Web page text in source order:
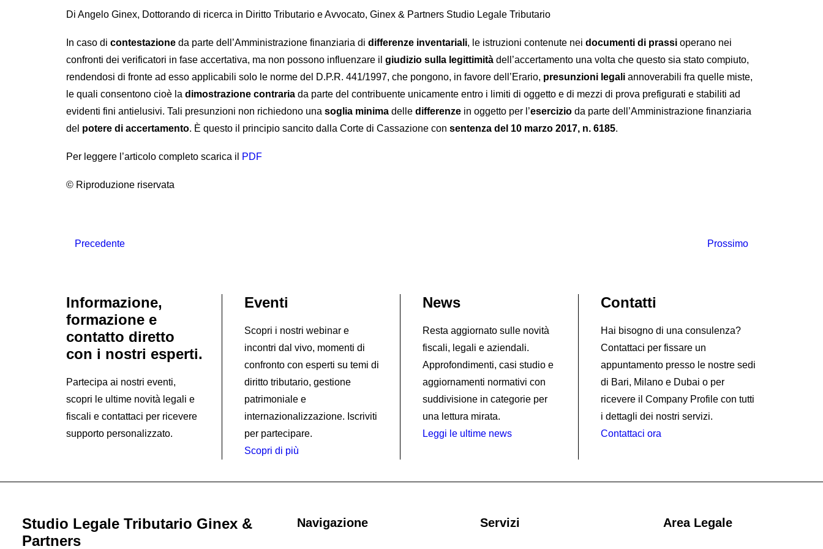
Di Angelo Ginex, Dottorando di ricerca in Diritto Tributario e Avvocato, Ginex & Partners Studio Legale Tributario
In caso di contestazione da parte dell’Amministrazione finanziaria di differenze inventariali, le istruzioni contenute nei documenti di prassi operano nei
confronti dei verificatori in fase accertativa, ma non possono influenzare il giudizio sulla legittimità dell’accertamento una volta che questo sia stato compiuto,
rendendosi di fronte ad esso applicabili solo le norme del D.P.R. 441/1997, che pongono, in favore dell’Erario, presunzioni legali annoverabili fra quelle miste,
le quali consentono cioè la dimostrazione contraria da parte del contribuente unicamente entro i limiti di oggetto e di mezzi di prova prefigurati e stabiliti ad
evidenti fini antielusivi. Tali presunzioni non richiedono una soglia minima delle differenze in oggetto per l’esercizio da parte dell’Amministrazione finanziaria
del potere di accertamento. È questo il principio sancito dalla Corte di Cassazione con sentenza del 10 marzo 2017, n. 6185.
Per leggere l’articolo completo scarica il PDF
© Riproduzione riservata
Precedente Prossimo
Informazione,
formazione e
contatto diretto
con i nostri esperti.
Partecipa ai nostri eventi,
scopri le ultime novità legali e
fiscali e contattaci per ricevere
supporto personalizzato.
Eventi
Scopri i nostri webinar e
incontri dal vivo, momenti di
confronto con esperti su temi di
diritto tributario, gestione
patrimoniale e
internazionalizzazione. Iscriviti
per partecipare.
Scopri di più
News
Resta aggiornato sulle novità
fiscali, legali e aziendali.
Approfondimenti, casi studio e
aggiornamenti normativi con
suddivisione in categorie per
una lettura mirata.
Leggi le ultime news
Contatti
Hai bisogno di una consulenza?
Contattaci per fissare un
appuntamento presso le nostre sedi
di Bari, Milano e Dubai o per
ricevere il Company Profile con tutti
i dettagli dei nostri servizi.
Contattaci ora
Studio Legale Tributario Ginex &
Partners
Navigazione Servizi Area Legale